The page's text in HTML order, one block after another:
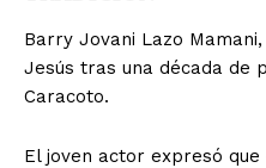
Barry Jovani Lazo
Jesús tras una década de
Caracoto.
El joven actor expresó